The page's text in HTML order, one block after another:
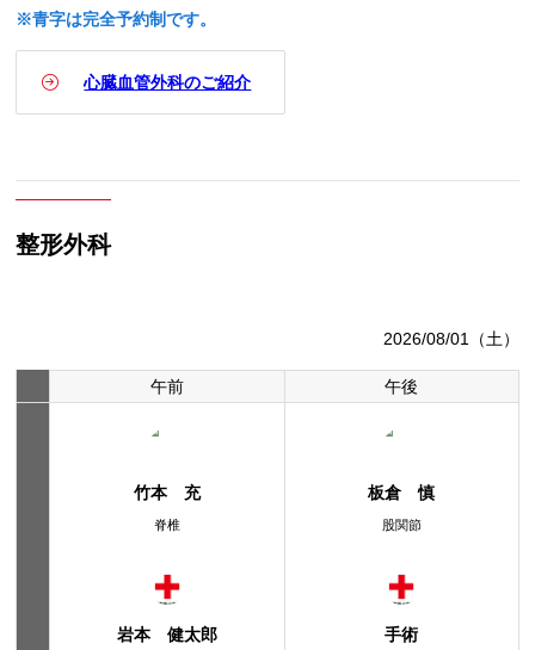
※青字は完全予約制です。
心臓血管外科のご紹介
整形外科
2026/08/01（土）
午前
竹本 充
脊椎
岩本 健太郎
午後
板倉 慎
股関節
手術